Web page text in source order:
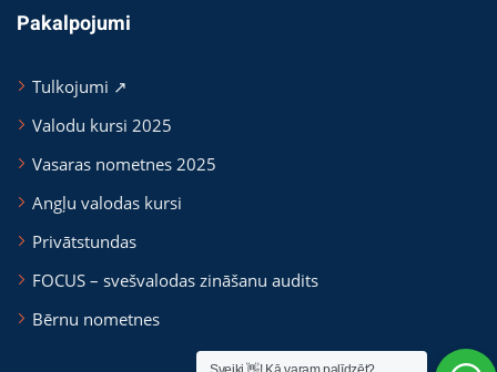
Pakalpojumi
Tulkojumi ↗
Valodu kursi 2025
Vasaras nometnes 2025
Angļu valodas kursi
Privātstundas
FOCUS – svešvalodas zināšanu audits
Bērnu nometnes